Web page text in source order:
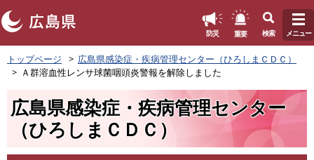
ペ
ー
す
防災 重要 検索 メニュー
トップページ
広島県感染症・疾病管理センター（ひろしまＣＤＣ）
Ａ群溶血性レンサ球菌咽頭炎警報を解除しました
広島県感染症・疾病管理センター
（ひろしまＣＤＣ）